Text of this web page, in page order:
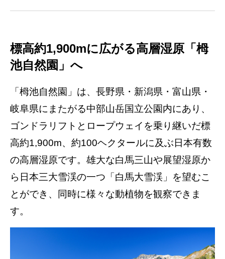
標高約1,900mに広がる高層湿原「栂
池自然園」へ
「栂池自然園」は、長野県・新潟県・富山県・
岐阜県にまたがる中部山岳国立公園内にあり、
ゴンドラリフトとロープウェイを乗り継いだ標
高約1,900m、約100ヘクタールに及ぶ日本有数
の高層湿原です。雄大な白馬三山や展望湿原か
ら日本三大雪渓の一つ「白馬大雪渓」を望むこ
とができ、同時に様々な動植物を観察できま
す。